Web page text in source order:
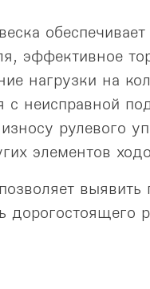
эффективное
нагрузки на
с неисправной
рулевого
элементов
дорогостоящего